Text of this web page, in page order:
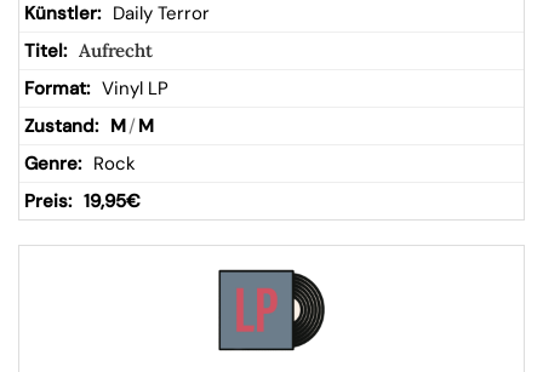
Daily Terror
Aufrecht
Vinyl LP
M/ M
Rock
19,95€